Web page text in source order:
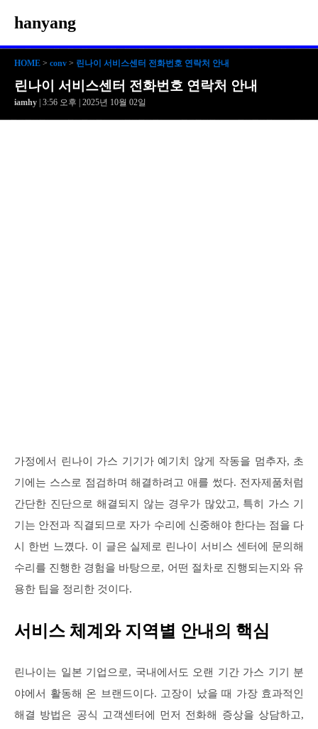
hanyang
HOME > conv > 린나이 서비스센터 전화번호 연락처 안내
린나이 서비스센터 전화번호 연락처 안내
iamhy | 3:56 오후 | 2025년 10월 02일
가정에서 린나이 가스 기기가 예기치 않게 작동을 멈추자, 초
기에는 스스로 점검하며 해결하려고 애를 썼다. 전자제품처럼
간단한 진단으로 해결되지 않는 경우가 많았고, 특히 가스 기
기는 안전과 직결되므로 자가 수리에 신중해야 한다는 점을 다
시 한번 느꼈다. 이 글은 실제로 린나이 서비스 센터에 문의해
수리를 진행한 경험을 바탕으로, 어떤 절차로 진행되는지와 유
용한 팁을 정리한 것이다.
서비스 체계와 지역별 안내의 핵심
린나이는 일본 기업으로, 국내에서도 오랜 기간 가스 기기 분
야에서 활동해 온 브랜드이다. 고장이 났을 때 가장 효과적인
해결 방법은 공식 고객센터에 먼저 전화해 증상을 상담하고,